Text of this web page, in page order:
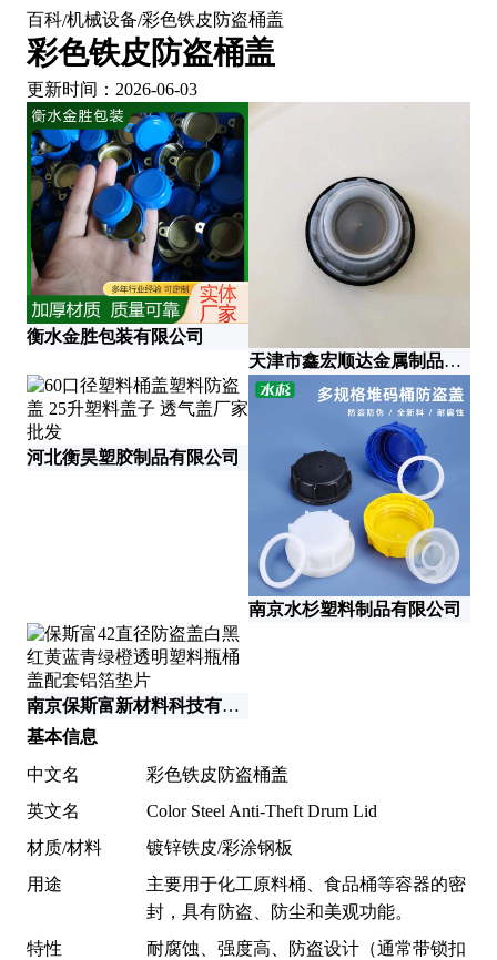
百科/机械设备/彩色铁皮防盗桶盖
彩色铁皮防盗桶盖
更新时间：2026-06-03
衡水金胜包装有限公司
天津市鑫宏顺达金属制品有限公司
河北衡昊塑胶制品有限公司
南京水杉塑料制品有限公司
南京保斯富新材料科技有限公司
基本信息
中文名
彩色铁皮防盗桶盖
英文名
Color Steel Anti-Theft Drum Lid
材质/材料
镀锌铁皮/彩涂钢板
用途
主要用于化工原料桶、食品桶等容器的密
封，具有防盗、防尘和美观功能。
特性
耐腐蚀、强度高、防盗设计（通常带锁扣